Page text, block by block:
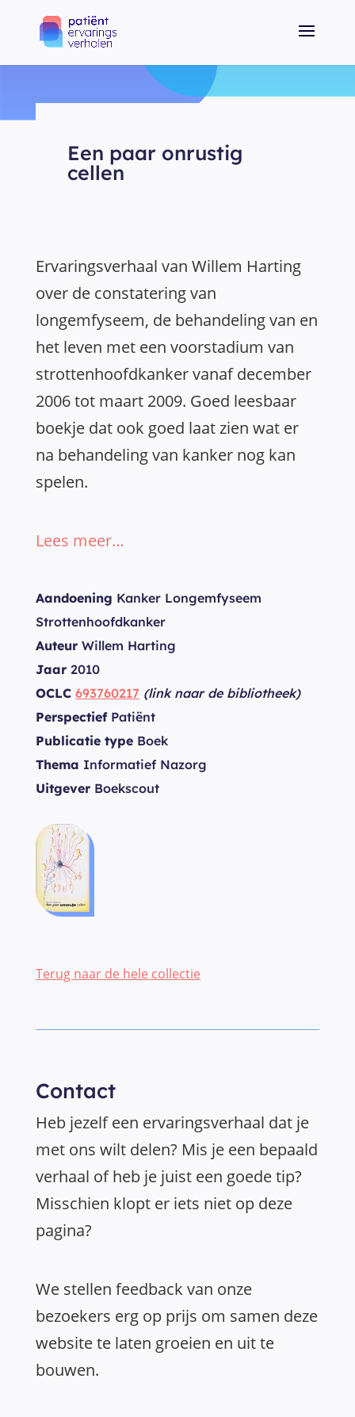
Een paar onrustig
cellen
Ervaringsverhaal van Willem Harting
over de constatering van
longemfyseem, de behandeling van en
het leven met een voorstadium van
strottenhoofdkanker vanaf december
2006 tot maart 2009. Goed leesbaar
boekje dat ook goed laat zien wat er
na behandeling van kanker nog kan
spelen.
Lees meer…
Aandoening Kanker Longemfyseem
Strottenhoofdkanker
Auteur Willem Harting
Jaar 2010
OCLC 693760217 (link naar de bibliotheek)
PerspectiefPatiënt
Publicatie type Boek
Thema Informatief Nazorg
Uitgever Boekscout
Terug naar de hele collectie
Contact
Heb jezelf een ervaringsverhaal dat je
met ons wilt delen? Mis je een bepaald
verhaal of heb je juist een goede tip?
Misschien klopt er iets niet op deze
pagina?
We stellen feedback van onze
bezoekers erg op prijs om samen deze
website te laten groeien en uit te
bouwen.